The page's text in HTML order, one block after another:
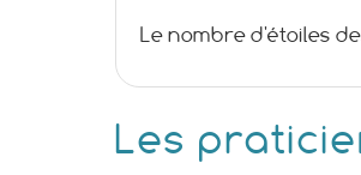
Le nombre d'étoiles
Les